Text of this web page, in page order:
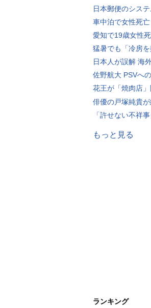
日本郵便のシス
車中泊で女性死
愛知で19歳女性
猛暑でも「冷房
日本人が誤解 海
佐野航大 PSVへ
花王が「焼肉店
俳優の戸塚純貴
「許せない不祥
もっと見る
ランキング